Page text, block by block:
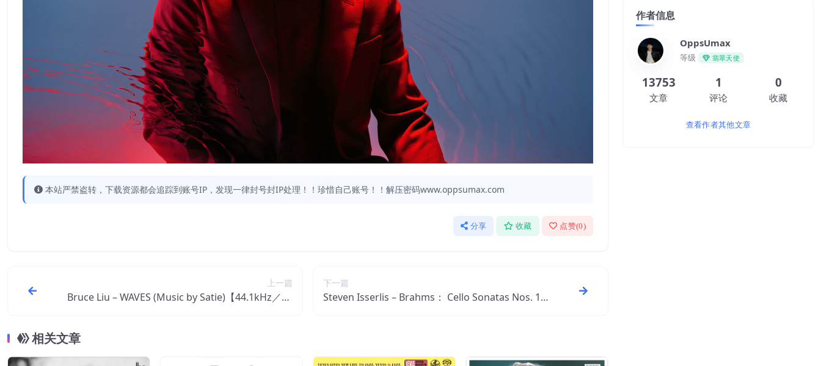
本站严禁盗转，下载资源都会追踪到账号IP，发现一律封号封IP处理！！珍惜自己账号！！解压密码www.oppsumax.com
分享 收藏 点赞(0)
上一篇
Bruce Liu – WAVES (Music by Satie)【44.1kHz／16
下一篇
Steven Isserlis – Brahms： Cello Sonatas Nos. 1
相关文章
作者信息
OppsUmax
等级 翡翠天使
13753
文章
1
评论
0
收藏
查看作者其他文章